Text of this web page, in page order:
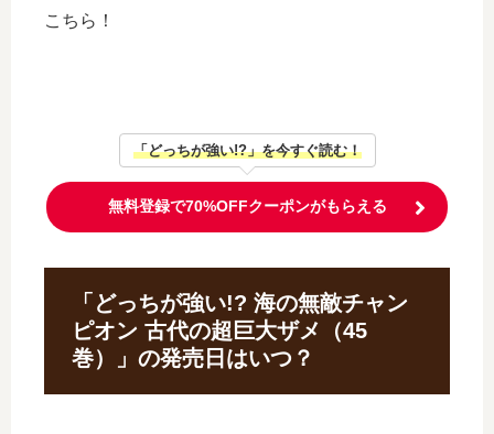
こちら！
「どっちが強い!?」を今すぐ読む！
無料登録で70%OFFクーポンがもらえる
「どっちが強い!? 海の無敵チャン
ピオン 古代の超巨大ザメ（45
巻）」の発売日はいつ？